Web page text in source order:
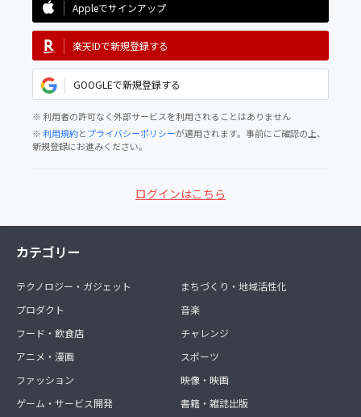
Appleでサインアップ
楽天IDで新規登録する
GOOGLEで新規登録する
※ 利用者の許可なく外部サービスを利用されることはありません
※利用規約とプライバシーポリシーが適用されます。事前にご確認の上、
新規登録にお進みください。
ログインはこちら
カテゴリー
テクノロジー・ガジェット
プロダクト
フード・飲食店
アニメ・漫画
ファッション
ゲーム・サービス開発
まちづくり・地域活性化
音楽
チャレンジ
スポーツ
映像・映画
書籍・雑誌出版